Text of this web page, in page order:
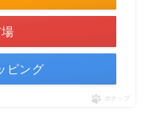
ピング
ポチップ